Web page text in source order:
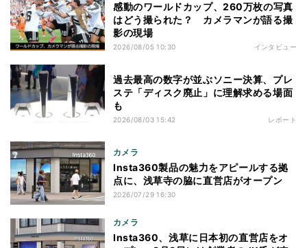
感動のワールドカップ、260万枚の写真
はどう撮られた？ カメラマンが語る撮
影の現場
2026/08/05 10:30 インタビュー
過去最高の数字が並ぶソニー決算、プレ
ステ「ディスク廃止」に理解求める場面
も
2026/08/03 15:42 レポート
カメラ
Insta360製品の魅力をアピールする拠
点に、浅草寺の脇に直営店がオープン
2026/07/29 16:30
カメラ
Insta360、浅草に日本初の直営店をオ